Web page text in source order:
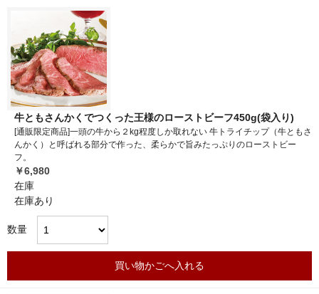
牛ともさんかくでつくった王様のローストビーフ450g(袋入り)
[通販限定商品]一頭の牛から２kg程度しか取れない 牛トライチップ（牛ともさ
んかく）と呼ばれる部分で作った、柔らかで旨みたっぷりのローストビー
フ。
￥6,980
在庫
在庫あり
数量
買い物かごへ入れる